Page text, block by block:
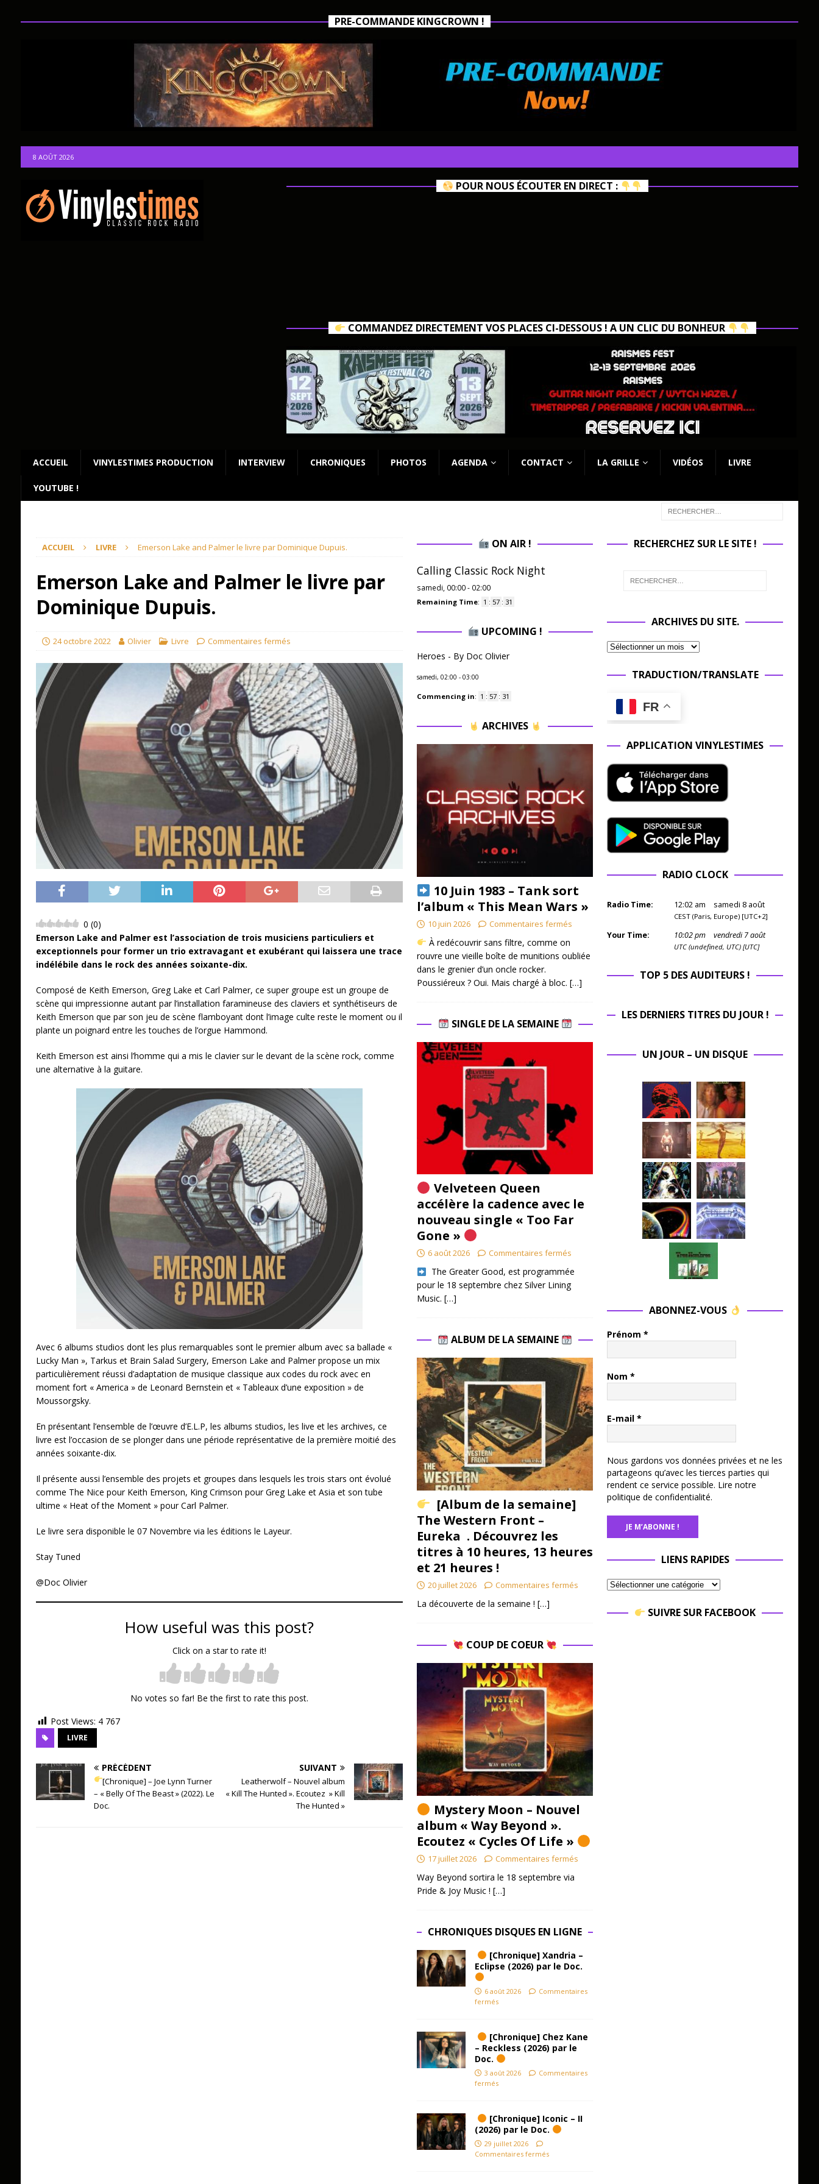
PRE-COMMANDE KINGCROWN !
8 AOÛT 2026
POUR NOUS ÉCOUTER EN DIRECT :
COMMANDEZ DIRECTEMENT VOS PLACES CI-DESSOUS ! A UN CLIC DU BONHEUR
ACCUEIL VINYLESTIMES PRODUCTION INTERVIEW CHRONIQUES PHOTOS AGENDA CONTACT LA GRILLE VIDÉOS LIVRE
YOUTUBE !
ACCUEIL LIVRE Emerson Lake and Palmer le livre par Dominique Dupuis.
Emerson Lake and Palmer le livre par
Dominique Dupuis.
24 octobre 2022 Olivier Livre Commentaires fermés
0 (0)
Emerson Lake and Palmer est l’association de trois musiciens particuliers et
exceptionnels pour former un trio extravagant et exubérant qui laissera une trace
indélébile dans le rock des années soixante-dix.
Composé de Keith Emerson, Greg Lake et Carl Palmer, ce super groupe est un groupe de
scène qui impressionne autant par l’installation faramineuse des claviers et synthétiseurs de
Keith Emerson que par son jeu de scène flamboyant dont l’image culte reste le moment ou il
plante un poignard entre les touches de l’orgue Hammond.
Keith Emerson est ainsi l’homme qui a mis le clavier sur le devant de la scène rock, comme
une alternative à la guitare.
Avec 6 albums studios dont les plus remarquables sont le premier album avec sa ballade «
Lucky Man », Tarkus et Brain Salad Surgery, Emerson Lake and Palmer propose un mix
particulièrement réussi d’adaptation de musique classique aux codes du rock avec en
moment fort « America » de Leonard Bernstein et « Tableaux d’une exposition » de
Moussorgsky.
En présentant l’ensemble de l’œuvre d’E.L.P, les albums studios, les live et les archives, ce
livre est l’occasion de se plonger dans une période représentative de la première moitié des
années soixante-dix.
Il présente aussi l’ensemble des projets et groupes dans lesquels les trois stars ont évolué
comme The Nice pour Keith Emerson, King Crimson pour Greg Lake et Asia et son tube
ultime « Heat of the Moment » pour Carl Palmer.
Le livre sera disponible le 07 Novembre via les éditions le Layeur.
Stay Tuned
@Doc Olivier
How useful was this post?
Click on a star to rate it!
No votes so far! Be the first to rate this post.
Post Views: 4 767
LIVRE
PRÉCÉDENT
[Chronique] – Joe Lynn Turner
– « Belly Of The Beast » (2022). Le
Doc.
SUIVANT
Leatherwolf – Nouvel album
« Kill The Hunted ». Ecoutez » Kill
The Hunted »
ON AIR !
Calling Classic Rock Night
samedi, 00:00 - 02:00
Remaining Time: 1 : 57 : 29
UPCOMING !
Heroes - By Doc Olivier
samedi, 02:00 - 03:00
Commencing in: 1 : 57 : 29
ARCHIVES
10 Juin 1983 – Tank sort
l’album « This Mean Wars »
10 juin 2026 Commentaires fermés
À redécouvrir sans filtre, comme on
rouvre une vieille boîte de munitions oubliée
dans le grenier d’un oncle rocker.
Poussiéreux ? Oui. Mais chargé à bloc. […]
SINGLE DE LA SEMAINE
Velveteen Queen
accélère la cadence avec le
nouveau single « Too Far
Gone »
6 août 2026 Commentaires fermés
​ The Greater Good, est programmée
pour le 18 septembre chez Silver Lining
Music. […]
ALBUM DE LA SEMAINE
[Album de la semaine]
The Western Front –
Eureka . Découvrez les
titres à 10 heures, 13 heures
et 21 heures !
20 juillet 2026 Commentaires fermés
La découverte de la semaine ! […]
COUP DE COEUR
Mystery Moon – Nouvel
album « Way Beyond ».
Ecoutez « Cycles Of Life »
17 juillet 2026 Commentaires fermés
Way Beyond sortira le 18 septembre via
Pride & Joy Music ! […]
CHRONIQUES DISQUES EN LIGNE
[Chronique] Xandria –
Eclipse (2026) par le Doc.
6 août 2026
Commentaires
fermés
[Chronique] Chez Kane
– Reckless (2026) par le
Doc.
3 août 2026
Commentaires
fermés
[Chronique] Iconic – II
(2026) par le Doc.
29 juillet 2026
Commentaires fermés
RECHERCHEZ SUR LE SITE !
ARCHIVES DU SITE.
TRADUCTION/TRANSLATE
FR
APPLICATION VINYLESTIMES
RADIO CLOCK
Radio Time: 12:02 am samedi 8 août
CEST (Paris, Europe) [UTC+2]
Your Time: 10:02pm vendredi 7 août
UTC (undefined, UTC) [UTC]
TOP 5 DES AUDITEURS !
LES DERNIERS TITRES DU JOUR !
UN JOUR – UN DISQUE
ABONNEZ-VOUS
Prénom *
Nom *
E-mail *
Nous gardons vos données privées et ne les
partageons qu’avec les tierces parties qui
rendent ce service possible. Lire notre
politique de confidentialité.
LIENS RAPIDES
SUIVRE SUR FACEBOOK